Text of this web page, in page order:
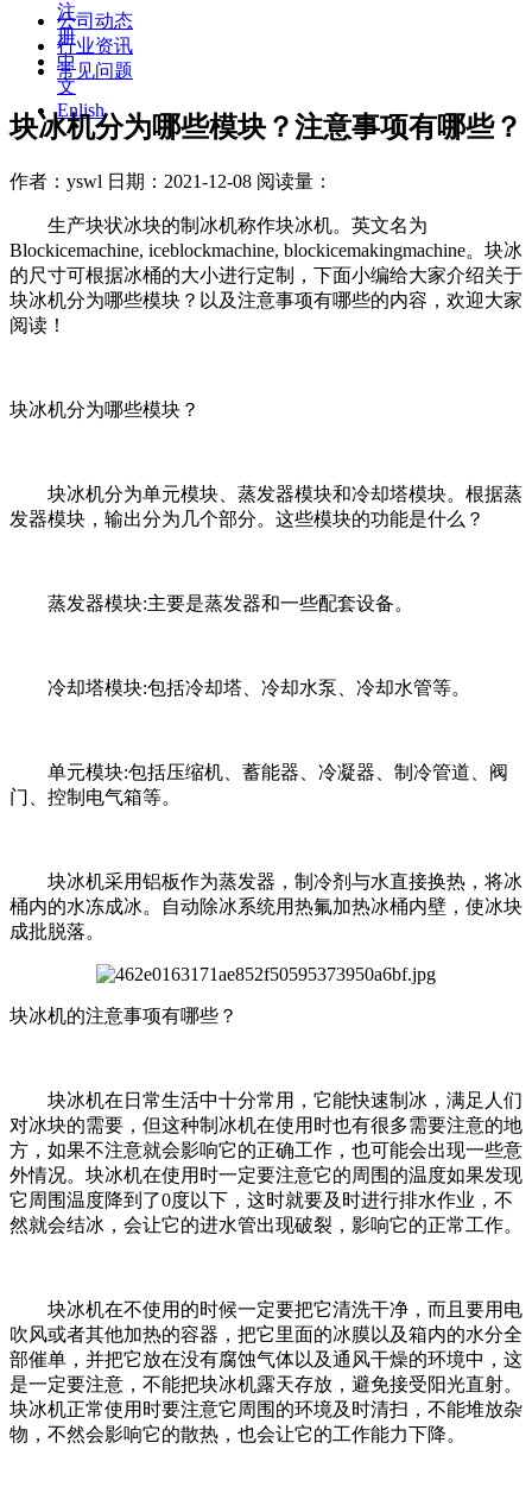
注
册
中
文
Enlish
公司动态
行业资讯
常见问题
块冰机分为哪些模块？注意事项有哪些？
作者：yswl 日期：2021-12-08 阅读量：
生产块状冰块的制冰机称作块冰机。英文名为
Blockicemachine, iceblockmachine, blockicemakingmachine。块冰
的尺寸可根据冰桶的大小进行定制，下面小编给大家介绍关于
块冰机分为哪些模块？以及注意事项有哪些的内容，欢迎大家
阅读！
块冰机分为哪些模块？
块冰机分为单元模块、蒸发器模块和冷却塔模块。根据蒸
发器模块，输出分为几个部分。这些模块的功能是什么？
蒸发器模块:主要是蒸发器和一些配套设备。
冷却塔模块:包括冷却塔、冷却水泵、冷却水管等。
单元模块:包括压缩机、蓄能器、冷凝器、制冷管道、阀
门、控制电气箱等。
块冰机采用铝板作为蒸发器，制冷剂与水直接换热，将冰
桶内的水冻成冰。自动除冰系统用热氟加热冰桶内壁，使冰块
成批脱落。
块冰机的注意事项有哪些？
块冰机在日常生活中十分常用，它能快速制冰，满足人们
对冰块的需要，但这种制冰机在使用时也有很多需要注意的地
方，如果不注意就会影响它的正确工作，也可能会出现一些意
外情况。块冰机在使用时一定要注意它的周围的温度如果发现
它周围温度降到了0度以下，这时就要及时进行排水作业，不
然就会结冰，会让它的进水管出现破裂，影响它的正常工作。
块冰机在不使用的时候一定要把它清洗干净，而且要用电
吹风或者其他加热的容器，把它里面的冰膜以及箱内的水分全
部催单，并把它放在没有腐蚀气体以及通风干燥的环境中，这
是一定要注意，不能把块冰机露天存放，避免接受阳光直射。
块冰机正常使用时要注意它周围的环境及时清扫，不能堆放杂
物，不然会影响它的散热，也会让它的工作能力下降。